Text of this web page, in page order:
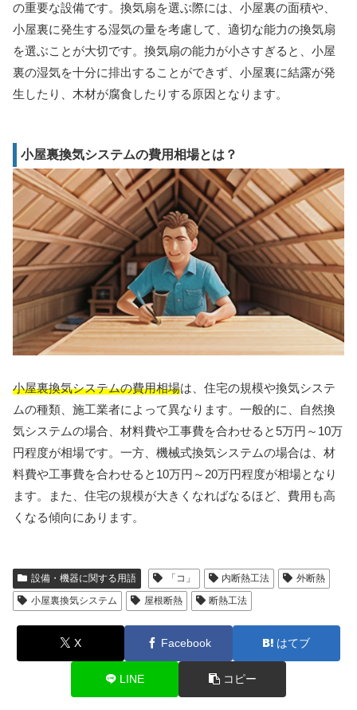
の重要な設備です。換気扇を選ぶ際には、小屋裏の面積や、
小屋裏に発生する湿気の量を考慮して、適切な能力の換気扇
を選ぶことが大切です。換気扇の能力が小さすぎると、小屋
裏の湿気を十分に排出することができず、小屋裏に結露が発
生したり、木材が腐食したりする原因となります。
小屋裏換気システムの費用相場とは？
小屋裏換気システムの費用相場は、住宅の規模や換気システ
ムの種類、施工業者によって異なります。一般的に、自然換
気システムの場合、材料費や工事費を合わせると5万円～10万
円程度が相場です。一方、機械式換気システムの場合は、材
料費や工事費を合わせると10万円～20万円程度が相場となり
ます。また、住宅の規模が大きくなればなるほど、費用も高
くなる傾向にあります。
設備・機器に関する用語 「コ」 内断熱工法
外断熱
小屋裏換気システム
屋根断熱 断熱工法
X Facebook はてブ
LINE コピー